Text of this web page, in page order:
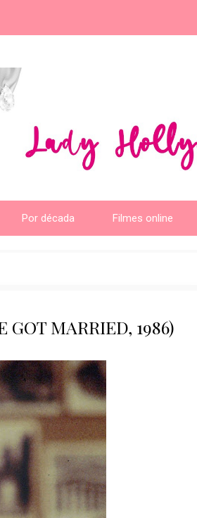
Por década Filmes online
GOT MARRIED, 1986)